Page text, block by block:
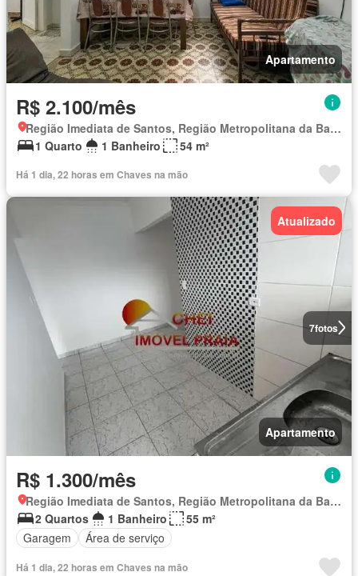
Apartamento
R$ 2.100/mês
Região Imediata de Santos, Região Metropolitana da Baixada Santista
1 Quarto
1 Banheiro 54 m²
Há 1 dia, 22 horas em Chaves na mão
7fotos
Atualizado
Apartamento
R$ 1.300/mês
Região Imediata de Santos, Região Metropolitana da Baixada Santista
2 Quartos
1 Banheiro
55 m²
Garagem
Área de serviço
Há 1 dia, 22 horas em Chaves na mão